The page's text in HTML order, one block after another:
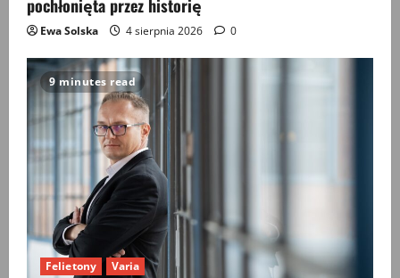
pochłonięta przez historię
Ewa Solska 4 sierpnia 2026 0
9 minutes read
Felietony Varia